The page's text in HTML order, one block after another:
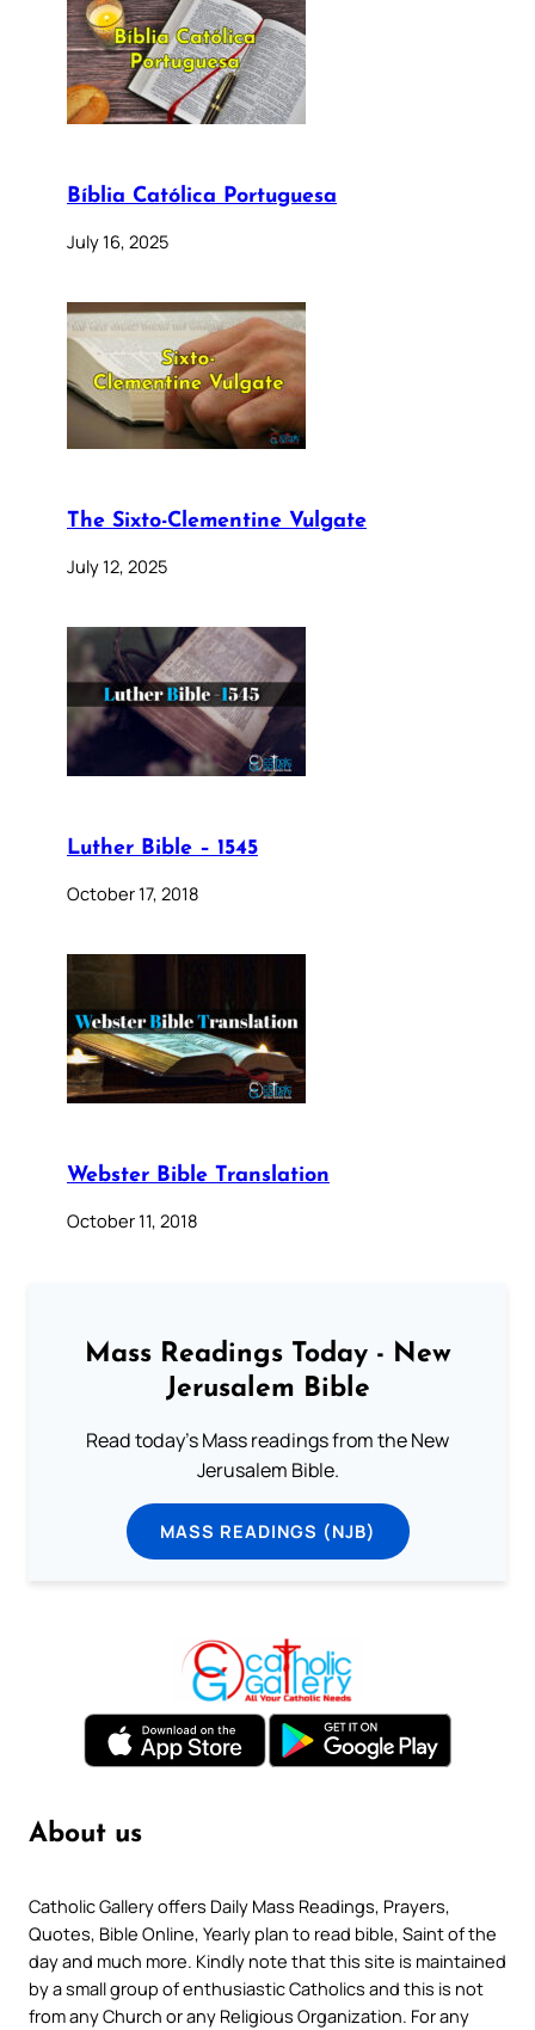
Bíblia Católica Portuguesa
July 16, 2025
The Sixto-Clementine Vulgate
July 12, 2025
Luther Bible – 1545
October 17, 2018
Webster Bible Translation
October 11, 2018
Mass Readings Today - New
Jerusalem Bible
Read today's Mass readings from the New
Jerusalem Bible.
MASS READINGS (NJB)
About us
Catholic Gallery offers Daily Mass Readings, Prayers,
Quotes, Bible Online, Yearly plan to read bible, Saint of the
day and much more. Kindly note that this site is maintained
by a small group of enthusiastic Catholics and this is not
from any Church or any Religious Organization. For any